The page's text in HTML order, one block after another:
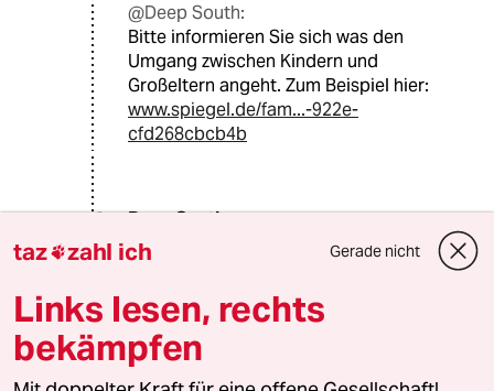
@Deep South:
Bitte informieren Sie sich was den
Umgang zwischen Kindern und
Großeltern angeht. Zum Beispiel hier:
www.spiegel.de/fam...-922e-
cfd268cbcb4b
DS Deep South
17.03.2020
Da steht nichts Anderes, als ich
gesagt habe. Es gibt keine Verbote,
es gibt nur Ratschläge. Und die, weil
man Senioren als Riskiogruppe nicht
taz zahl ich Gerade nicht
Links lesen, rechts
bekämpfen